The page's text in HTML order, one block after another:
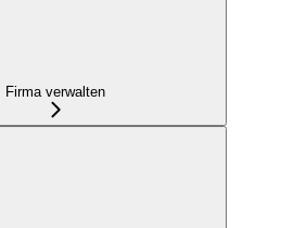
Firma verwalten